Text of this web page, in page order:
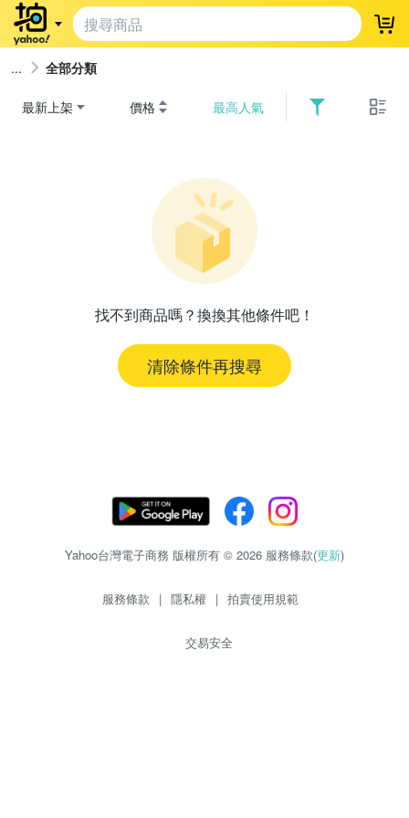
登
全部分類
最新上架 價格 最高人氣
找不到商品嗎？換換其他條件吧！
清除條件再搜尋
Yahoo台灣電子商務 版權所有 © 2026 服務條款(更新)
服務條款 | 隱私權 | 拍賣使用規範
交易安全